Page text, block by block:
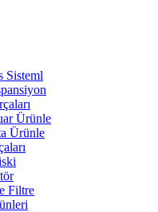
Sisteml
Ürünle
Ürünle
Filtre